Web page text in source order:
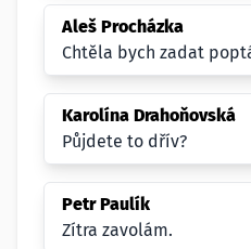
Aleš Procházka
Chtěla bych zadat
Karolína Drahoňovská
Půjdete to dřív?
Petr Paulík
Zítra zavolám.